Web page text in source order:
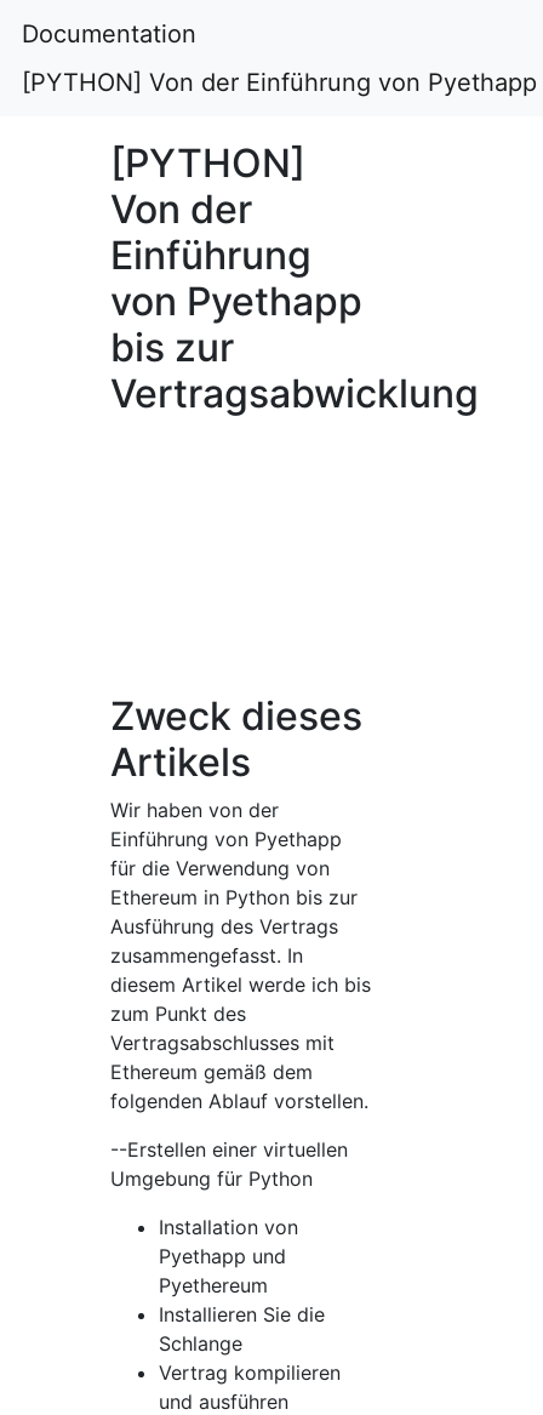
Documentation
[PYTHON] Von der Einführung von
[PYTHON]
Von der
Einführung
von Pyethapp
bis zur
Vertragsabwicklung
Zweck dieses
Artikels
Wir haben von der
Einführung von Pyethapp
für die Verwendung von
Ethereum in Python bis zur
Ausführung des Vertrags
zusammengefasst. In
diesem Artikel werde ich bis
zum Punkt des
Vertragsabschlusses mit
Ethereum gemäß dem
folgenden Ablauf vorstellen.
--Erstellen einer virtuellen
Umgebung für Python
Installation von
Pyethapp und
Pyethereum
Installieren Sie die
Schlange
Vertrag kompilieren
und ausführen